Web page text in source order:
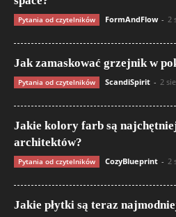
Pytania od czytelników FormAndFlow - 2
Jak zamaskować grzejnik w
Pytania od czytelników ScandiSpirit - 2
Jakie kolory farb są
architektów?
Pytania od czytelników CozyBlueprint - 2
Jakie płytki są teraz